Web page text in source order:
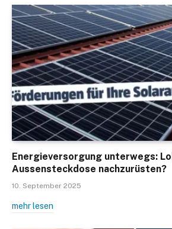
Energieversorgung unterwegs:
Aussensteckdose nachzurüsten?
10. September 2025
mehr lesen